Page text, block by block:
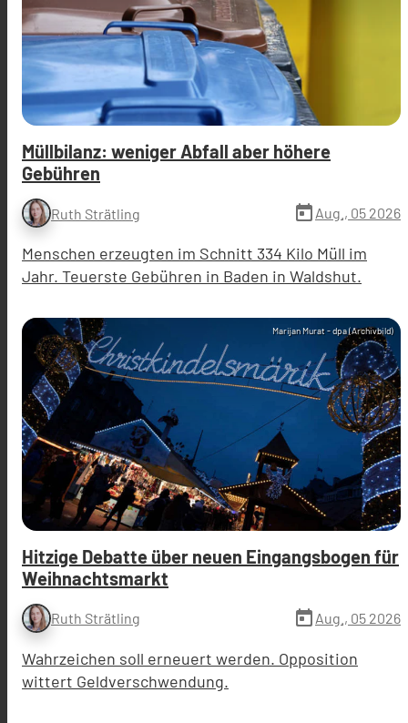
Müllbilanz: weniger Abfall aber höhere
Gebühren
Ruth Strätling today Aug., 05 2026
Menschen erzeugten im Schnitt 334 Kilo Müll im
Jahr. Teuerste Gebühren in Baden in Waldshut.
Marijan Murat - dpa (Archivbild)
Hitzige Debatte über neuen Eingangsbogen für
Weihnachtsmarkt
Ruth Strätling today Aug., 05 2026
Wahrzeichen soll erneuert werden. Opposition
wittert Geldverschwendung.